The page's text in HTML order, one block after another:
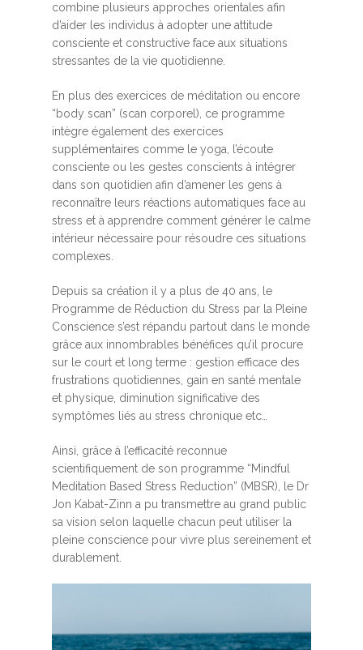
combine plusieurs approches orientales afin
d’aider les individus à adopter une attitude
consciente et constructive face aux situations
stressantes de la vie quotidienne.
En plus des exercices de méditation ou encore
“body scan” (scan corporel), ce programme
intègre également des exercices
supplémentaires comme le yoga, l’écoute
consciente ou les gestes conscients à intégrer
dans son quotidien afin d’amener les gens à
reconnaître leurs réactions automatiques face au
stress et à apprendre comment générer le calme
intérieur nécessaire pour résoudre ces situations
complexes.
Depuis sa création il y a plus de 40 ans, le
Programme de Réduction du Stress par la Pleine
Conscience s’est répandu partout dans le monde
grâce aux innombrables bénéfices qu’il procure
sur le court et long terme : gestion efficace des
frustrations quotidiennes, gain en santé mentale
et physique, diminution significative des
symptômes liés au stress chronique etc…
Ainsi, grâce à l’efficacité reconnue
scientifiquement de son programme “Mindful
Meditation Based Stress Reduction” (MBSR), le Dr
Jon Kabat-Zinn a pu transmettre au grand public
sa vision selon laquelle chacun peut utiliser la
pleine conscience pour vivre plus sereinement et
durablement.